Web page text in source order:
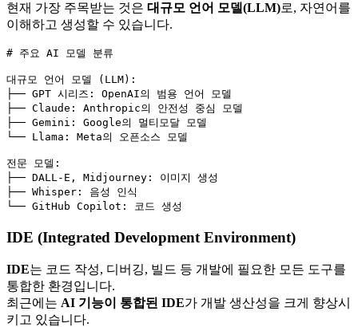
현재 가장 주목받는 것은 대규모 언어 모델(LLM)로, 자연어를
이해하고 생성할 수 있습니다.
# 주요 AI 모델 분류
대규모 언어 모델 (LLM) :
├── GPT 시리즈 :
OpenAI의 범용 언어 모델
├── Claude :
Anthropic의 안전성 중심 모델
├── Gemini :
Google의 멀티모달 모델
└── Llama : Meta의 오픈소스 모델
전문 모델 :
├── DALL-E, Midjourney :
이미지 생성
├── Whisper :
음성 인식
└── GitHub Copilot : 코드 생성
IDE (Integrated Development Environment)
IDE는 코드 작성, 디버깅, 빌드 등 개발에 필요한 모든 도구를
통합한 환경입니다.
최근에는 AI 기능이 통합된 IDE가 개발 생산성을 크게 향상시
키고 있습니다.